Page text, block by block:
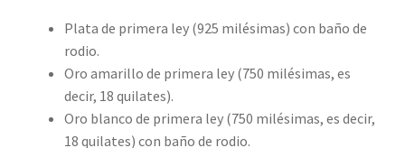
Plata de primera ley (925 milésimas) con baño de
rodio.
Oro amarillo de primera ley (750 milésimas, es
decir, 18 quilates).
Oro blanco de primera ley (750 milésimas, es decir,
18 quilates) con baño de rodio.